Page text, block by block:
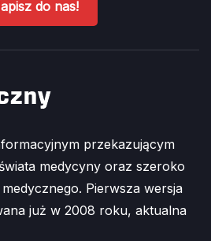
do nas!
przekazującym
medycyny oraz szeroko
Pierwsza wersja
już w 2008 roku, aktualna